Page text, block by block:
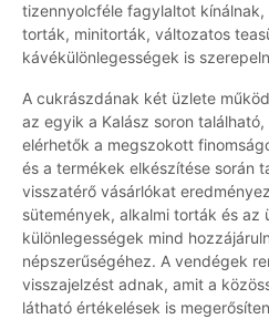
tizennyolcféle fagylaltot
torták, minitorták, változatos
kávékülönlegességek is
A cukrászdának két üzlete
az egyik a Kalász soron
elérhetők a megszokott
és a termékek elkészítése során
visszatérő vásárlókat
sütemények, alkalmi torták és az
különlegességek mind
népszerűségéhez. A vendégek
visszajelzést adnak, amit a
látható értékelések is